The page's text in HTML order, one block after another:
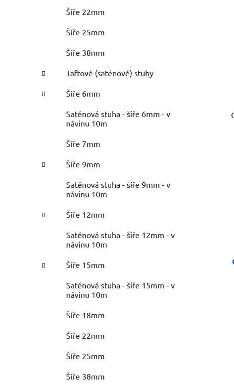
Šíře 22mm
Šíře 25mm
Šíře 38mm
Taftové (saténové) stuhy
Šíře 6mm
Saténová stuha - šíře 6mm - v
návinu 10m
Šíře 7mm
Šíře 9mm
Saténová stuha - šíře 9mm - v
návinu 10m
Šíře 12mm
Saténová stuha - šíře 12mm - v
návinu 10m
Šíře 15mm
Saténová stuha - šíře 15mm - v
návinu 10m
Šíře 18mm
Šíře 22mm
Šíře 25mm
Šíře 38mm